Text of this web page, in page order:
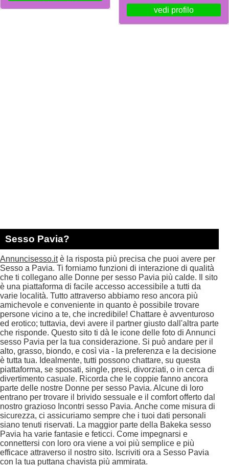
vedi profilo
Sesso Pavia?
Annuncisesso.itè la risposta più precisa che puoi avere per
Sesso a Pavia. Ti forniamo funzioni di interazione di qualità
che ti collegano alle Donne per sesso Pavia più calde. Il sito
è una piattaforma di facile accesso accessibile a tutti da
varie località. Tutto attraverso abbiamo reso ancora più
amichevole e conveniente in quanto è possibile trovare
persone vicino a te, che incredibile! Chattare è avventuroso
ed erotico; tuttavia, devi avere il partner giusto dall'altra parte
che risponde. Questo sito ti dà le icone delle foto di Annunci
sesso Pavia per la tua considerazione. Si può andare per il
alto, grasso, biondo, e così via - la preferenza e la decisione
è tutta tua. Idealmente, tutti possono chattare, su questa
piattaforma, se sposati, single, presi, divorziati, o in cerca di
divertimento casuale. Ricorda che le coppie fanno ancora
parte delle nostre Donne per sesso Pavia. Alcune di loro
entrano per trovare il brivido sessuale e il comfort offerto dal
nostro grazioso Incontri sesso Pavia. Anche come misura di
sicurezza, ci assicuriamo sempre che i tuoi dati personali
siano tenuti riservati. La maggior parte della Bakeka sesso
Pavia ha varie fantasie e feticci. Come impegnarsi e
connettersi con loro ora viene a voi più semplice e più
efficace attraverso il nostro sito. Iscriviti ora a Sesso Pavia
con la tua puttana chavista più ammirata.